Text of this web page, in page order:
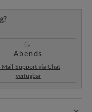
Abends
Mail-Support via Chat
verfügbar